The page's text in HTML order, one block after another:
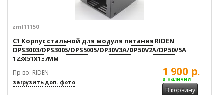
zm111150
C1 Корпус стальной для модуля питания RIDEN
DPS3003/DPS3005/DPS5005/DP30V3A/DP50V2A/DP50V5A
123x51x137мм
Пр-во: RIDEN
загрузить доп. фото
1 900 р.
в наличии
В корзину